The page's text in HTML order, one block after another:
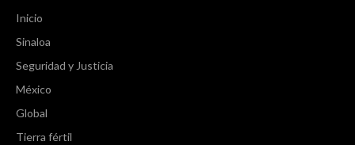
Inicio
Sinaloa
Seguridad y Justicia
México
Global
Tierra fértil